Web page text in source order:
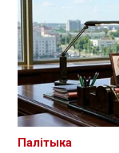
Палітыка